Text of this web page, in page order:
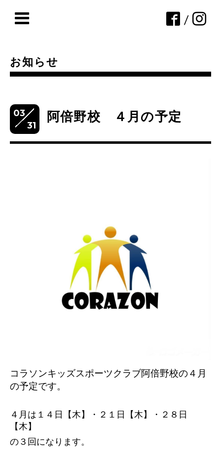
/
お知らせ
03
31
阿倍野校 ４月の予定
コラソンキッズスポーツクラブ阿倍野校の４ 月
の予定です。
４月は１４日【木】・２１日【木】・２８日
【木】
の３回になります。